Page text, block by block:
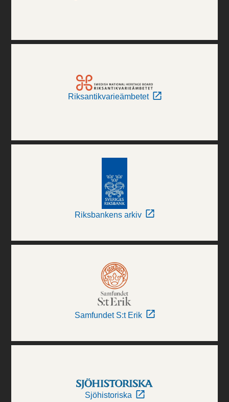
Riksantikvarieämbetet
Riksbankens arkiv
Samfundet S:t Erik
Sjöhistoriska